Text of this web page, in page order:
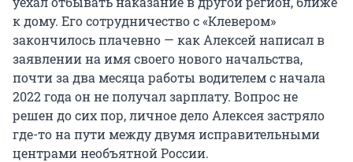
к дому. Его сотрудничество с «Клевером»
закончилось плачевно — как Алексей написал в
заявлении на имя своего нового начальства,
почти за два месяца работы водителем с начала
2022 года он не получал зарплату. Вопрос не
решен до сих пор, личное дело Алексея застряло
где-то на пути между двумя исправительными
центрами необъятной России.